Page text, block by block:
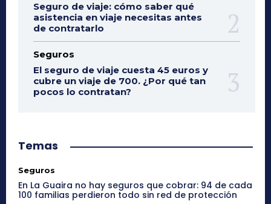
Seguro de viaje: cómo saber qué
asistencia en viaje necesitas antes
de contratarlo
Seguros
El seguro de viaje cuesta 45 euros y
cubre un viaje de 700. ¿Por qué tan
pocos lo contratan?
Temas
Seguros
En La Guaira no hay seguros que cobrar: 94 de cada
100 familias perdieron todo sin red de protección